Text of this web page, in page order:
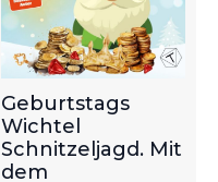
Geburtstags
Wichtel
Schnitzeljagd. Mit
dem